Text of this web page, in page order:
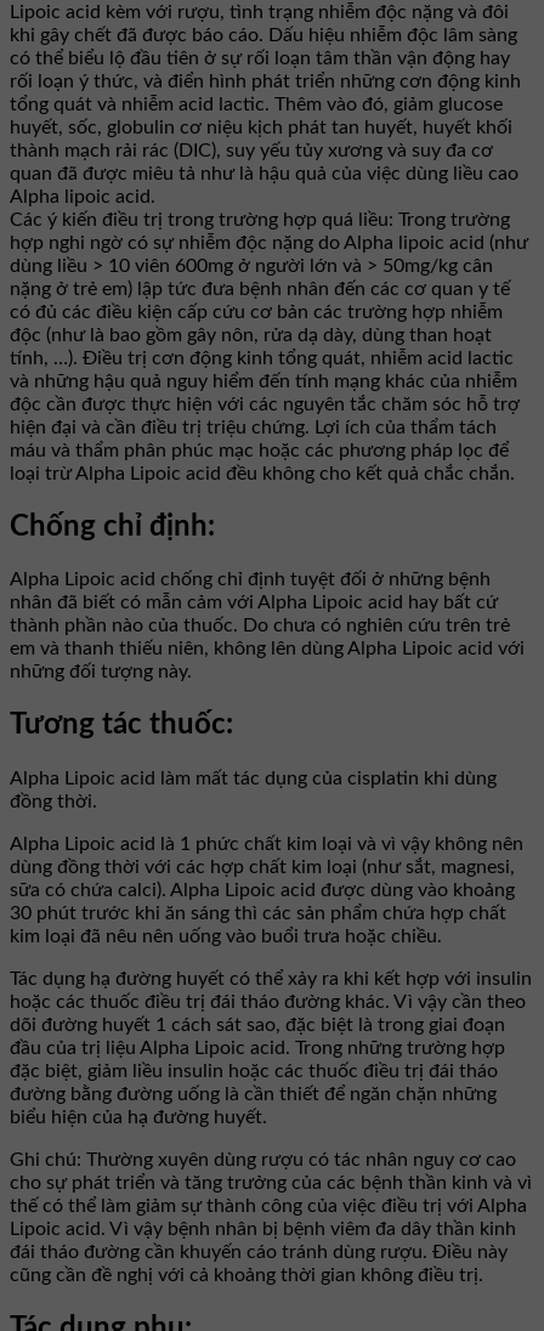
Lipoic acid kèm với rượu, tình trạng nhiễm độc nặng và đôi
khi gây chết đã được báo cáo. Dấu hiệu nhiễm độc lâm sàng
có thể biểu lộ đầu tiên ở sự rối loạn tâm thần vận động hay
rối loạn ý thức, và điển hình phát triển những cơn động kinh
tổng quát và nhiễm acid lactic. Thêm vào đó, giảm glucose
huyết, sốc, globulin cơ niệu kịch phát tan huyết, huyết khối
thành mạch rải rác (DIC), suy yếu tủy xương và suy đa cơ
quan đã được miêu tả như là hậu quả của việc dùng liều cao
Alpha lipoic acid.
Các ý kiến điều trị trong trường hợp quá liều: Trong trường
hợp nghi ngờ có sự nhiễm độc nặng do Alpha lipoic acid (như
dùng liều > 10 viên 600mg ở người lớn và > 50mg/kg cân
nặng ở trẻ em) lập tức đưa bệnh nhân đến các cơ quan y tế
có đủ các điều kiện cấp cứu cơ bản các trường hợp nhiễm
độc (như là bao gồm gây nôn, rửa dạ dày, dùng than hoạt
tính, …). Điều trị cơn động kinh tổng quát, nhiễm acid lactic
và những hậu quả nguy hiểm đến tính mạng khác của nhiễm
độc cần được thực hiện với các nguyên tắc chăm sóc hỗ trợ
hiện đại và cần điều trị triệu chứng. Lợi ích của thẩm tách
máu và thẩm phân phúc mạc hoặc các phương pháp lọc để
loại trừ Alpha Lipoic acid đều không cho kết quả chắc chắn.
Chống chỉ định:
Alpha Lipoic acid chống chỉ định tuyệt đối ở những bệnh
nhân đã biết có mẫn cảm với Alpha Lipoic acid hay bất cứ
thành phần nào của thuốc. Do chưa có nghiên cứu trên trẻ
em và thanh thiếu niên, không lên dùng Alpha Lipoic acid với
những đối tượng này.
Tương tác thuốc:
Alpha Lipoic acid làm mất tác dụng của cisplatin khi dùng
đồng thời.
Alpha Lipoic acid là 1 phức chất kim loại và vì vậy không nên
dùng đồng thời với các hợp chất kim loại (như sắt, magnesi,
sữa có chứa calci). Alpha Lipoic acid được dùng vào khoảng
30 phút trước khi ăn sáng thì các sản phẩm chứa hợp chất
kim loại đã nêu nên uống vào buổi trưa hoặc chiều.
Tác dụng hạ đường huyết có thể xảy ra khi kết hợp với insulin
hoặc các thuốc điều trị đái tháo đường khác. Vì vậy cần theo
dõi đường huyết 1 cách sát sao, đặc biệt là trong giai đoạn
đầu của trị liệu Alpha Lipoic acid. Trong những trường hợp
đặc biệt, giảm liều insulin hoặc các thuốc điều trị đái tháo
đường bằng đường uống là cần thiết để ngăn chặn những
biểu hiện của hạ đường huyết.
Ghi chú: Thường xuyên dùng rượu có tác nhân nguy cơ cao
cho sự phát triển và tăng trưởng của các bệnh thần kinh và vì
thế có thể làm giảm sự thành công của việc điều trị với Alpha
Lipoic acid. Vì vậy bệnh nhân bị bệnh viêm đa dây thần kinh
đái tháo đường cần khuyến cáo tránh dùng rượu. Điều này
cũng cần đề nghị với cả khoảng thời gian không điều trị.